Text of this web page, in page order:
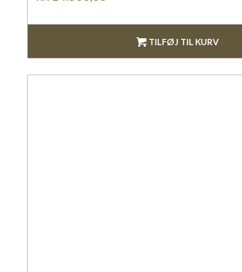
TILFØJ TIL KURV